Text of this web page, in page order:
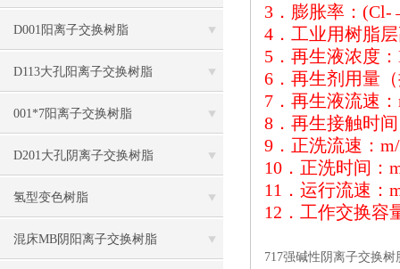
D001阳离子交换树脂
D113大孔阳离子交换树脂
001*7阳离子交换树脂
D201大孔阴离子交换树脂
氢型变色树脂
混床MB阴阳离子交换树脂
3 ．膨胀率： (Cl-
4 ．工业用树脂
5 ．再生液浓度：
6 ．再生剂用量
7 ．再生液流速：
8 ．再生接触时
9 ．正洗流速：
10 ．正洗时间：
11 ．运行流速：
12 ．工作交换容
717强碱性阴离子交换